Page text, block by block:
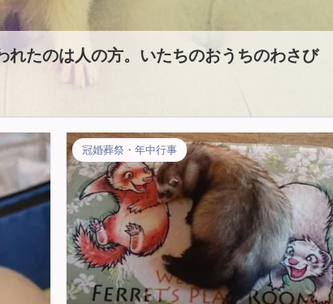
れたのは人の方。いたちのおうちのわさび
冠婚葬祭・年中行事